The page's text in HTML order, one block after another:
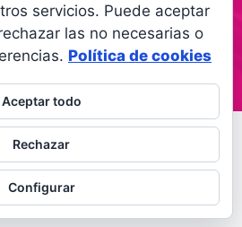
más en ti gracias a la
escritura
la vidaRegala palabras a tus
queridos
de privacidad
servicios. Puede aceptar
las no necesarias o
Política de cookies
Aceptar todo
Rechazar
Configurar